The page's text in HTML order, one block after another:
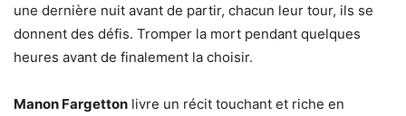
une dernière nuit avant de partir, chacun leur tour, ils se
donnent des défis. Tromper la mort pendant quelques
heures avant de finalement la choisir.
Manon Fargetton livre un récit touchant et riche en